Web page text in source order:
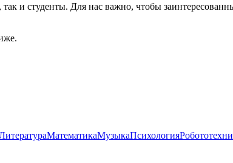
и студенты. Для нас важно, чтобы
МатематикаМузыкаПсихология